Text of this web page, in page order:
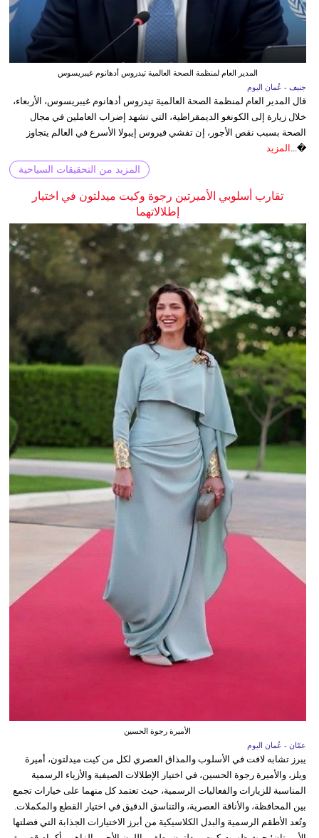
المدير العام لمنظمة الصحة العالمية تيدروس أدهانوم غيبريسوس
جنيف - عُمان اليوم
قال المدير العام لمنظمة الصحة العالمية تيدروس أدهانوم غيبريسوس، الأربعاء،
خلال زيارة إلى الكونغو الديمقراطية، التي تشهد إضراب العاملين في مجال
الصحة بسبب نقص الأجور، إن تفشي فيروس إيبولا الأسرع في العالم يتجاوز
�...
المزيد
المزيد من التحقيقات السياحية
تقارب أسلوبي الأميرتين رجوة وكيت ميدلتون في اختيار
إطلالاتهما
الأميرة رجوة الحسين
عمّان - عُمان اليوم
يبرز تشابه لافت في الأسلوب والمذاق العصري لكل من كيت ميدلتون، أميرة
ويلز، والأميرة رجوة الحسين، في اختيار الإطلالات الصيفية والأزياء الرسمية
المناسبة للزيارات والفعاليات الرسمية، حيث تعتمد كل منهما على خيارات تجمع
بين المحافظة، والأناقة العصرية، والتناسق الدقيق في اختيار القطع والمكملات.
وتُعد الأطقم الرسمية والبدل الكلاسيكية من أبرز الاختيارات الجذابة التي فضلتها